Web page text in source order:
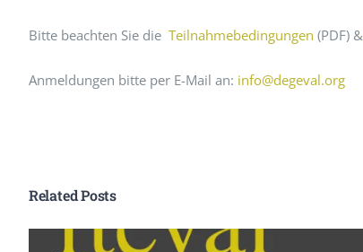
Bitte beachten Sie die Teilnahmebedingungen (PDF) &
Anmeldungen bitte per E-Mail an: info@degeval.org
Related Posts